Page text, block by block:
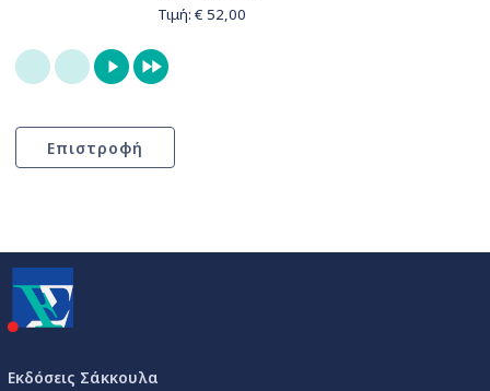
Τιμή: € 52,00
Εκδόσεις Σάκκουλα